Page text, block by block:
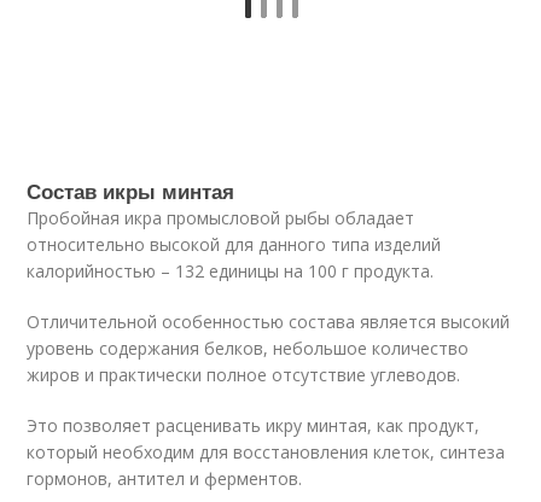
Состав икры минтая
Пробойная икра промысловой рыбы обладает
относительно высокой для данного типа изделий
калорийностью – 132 единицы на 100 г продукта.
Отличительной особенностью состава является высокий
уровень содержания белков, небольшое количество
жиров и практически полное отсутствие углеводов.
Это позволяет расценивать икру минтая, как продукт,
который необходим для восстановления клеток, синтеза
гормонов, антител и ферментов.